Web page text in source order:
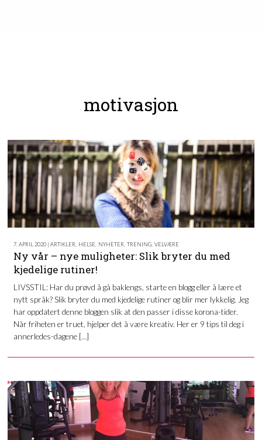
motivasjon
7. APRIL 2020 | ARTIKLER HELSE NYHETER TRENING, VELVÆRE
Ny vår – nye muligheter: Slik bryter du med
kjedelige rutiner!
LIVSSTIL: Har du prøvd å gå baklengs, starte en blogg eller å lære et
nytt språk? Slik bryter du med kjedelige rutiner og blir mer lykkelig. Jeg
har oppdatert denne bloggen slik at den passer i disse korona-tider.
Når friheten er truet, hjelper det å være kreativ. Her er 9 tips til deg i
annerledes-dagene […]